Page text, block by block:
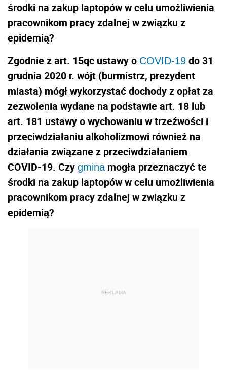
środki na zakup laptopów w celu umożliwienia
pracownikom pracy zdalnej w związku z
epidemią?
Zgodnie z art. 15qc ustawy o COVID-19 do 31
grudnia 2020 r. wójt (burmistrz, prezydent
miasta) mógł wykorzystać dochody z opłat za
zezwolenia wydane na podstawie art. 18 lub
art. 181 ustawy o wychowaniu w trzeźwości i
przeciwdziałaniu alkoholizmowi również na
działania związane z przeciwdziałaniem
COVID-19. Czy gminamogła przeznaczyć te
środki na zakup laptopów w celu umożliwienia
pracownikom pracy zdalnej w związku z
epidemią?
REKLAMA